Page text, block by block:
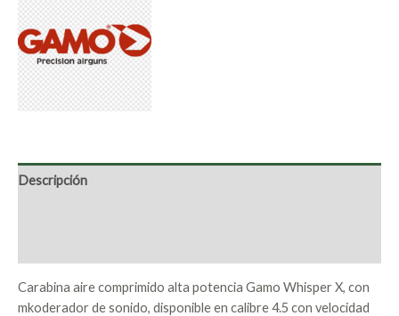
Descripción
Carabina aire comprimido alta potencia Gamo Whisper X, con
mkoderador de sonido, disponible en calibre 4.5 con velocidad